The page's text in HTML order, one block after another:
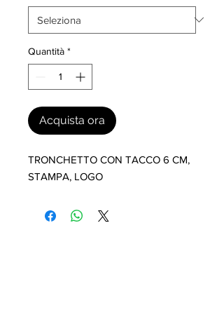
Quantità *
Acquista ora
TRONCHETTO CON TACCO 6 CM,
STAMPA, LOGO